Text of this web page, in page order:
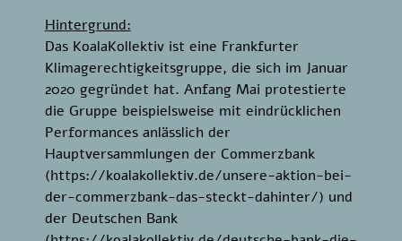
Hintergrund:
Das KoalaKollektiv ist eine Frankfurter
Klimagerechtigkeitsgruppe, die sich im Januar
2020 gegründet hat. Anfang Mai protestierte
die Gruppe beispielsweise mit eindrücklichen
Performances anlässlich der
Hauptversammlungen der Commerzbank
(https://koalakollektiv.de/unsere-aktion-bei-
der-commerzbank-das-steckt-dahinter/) und
der Deutschen Bank